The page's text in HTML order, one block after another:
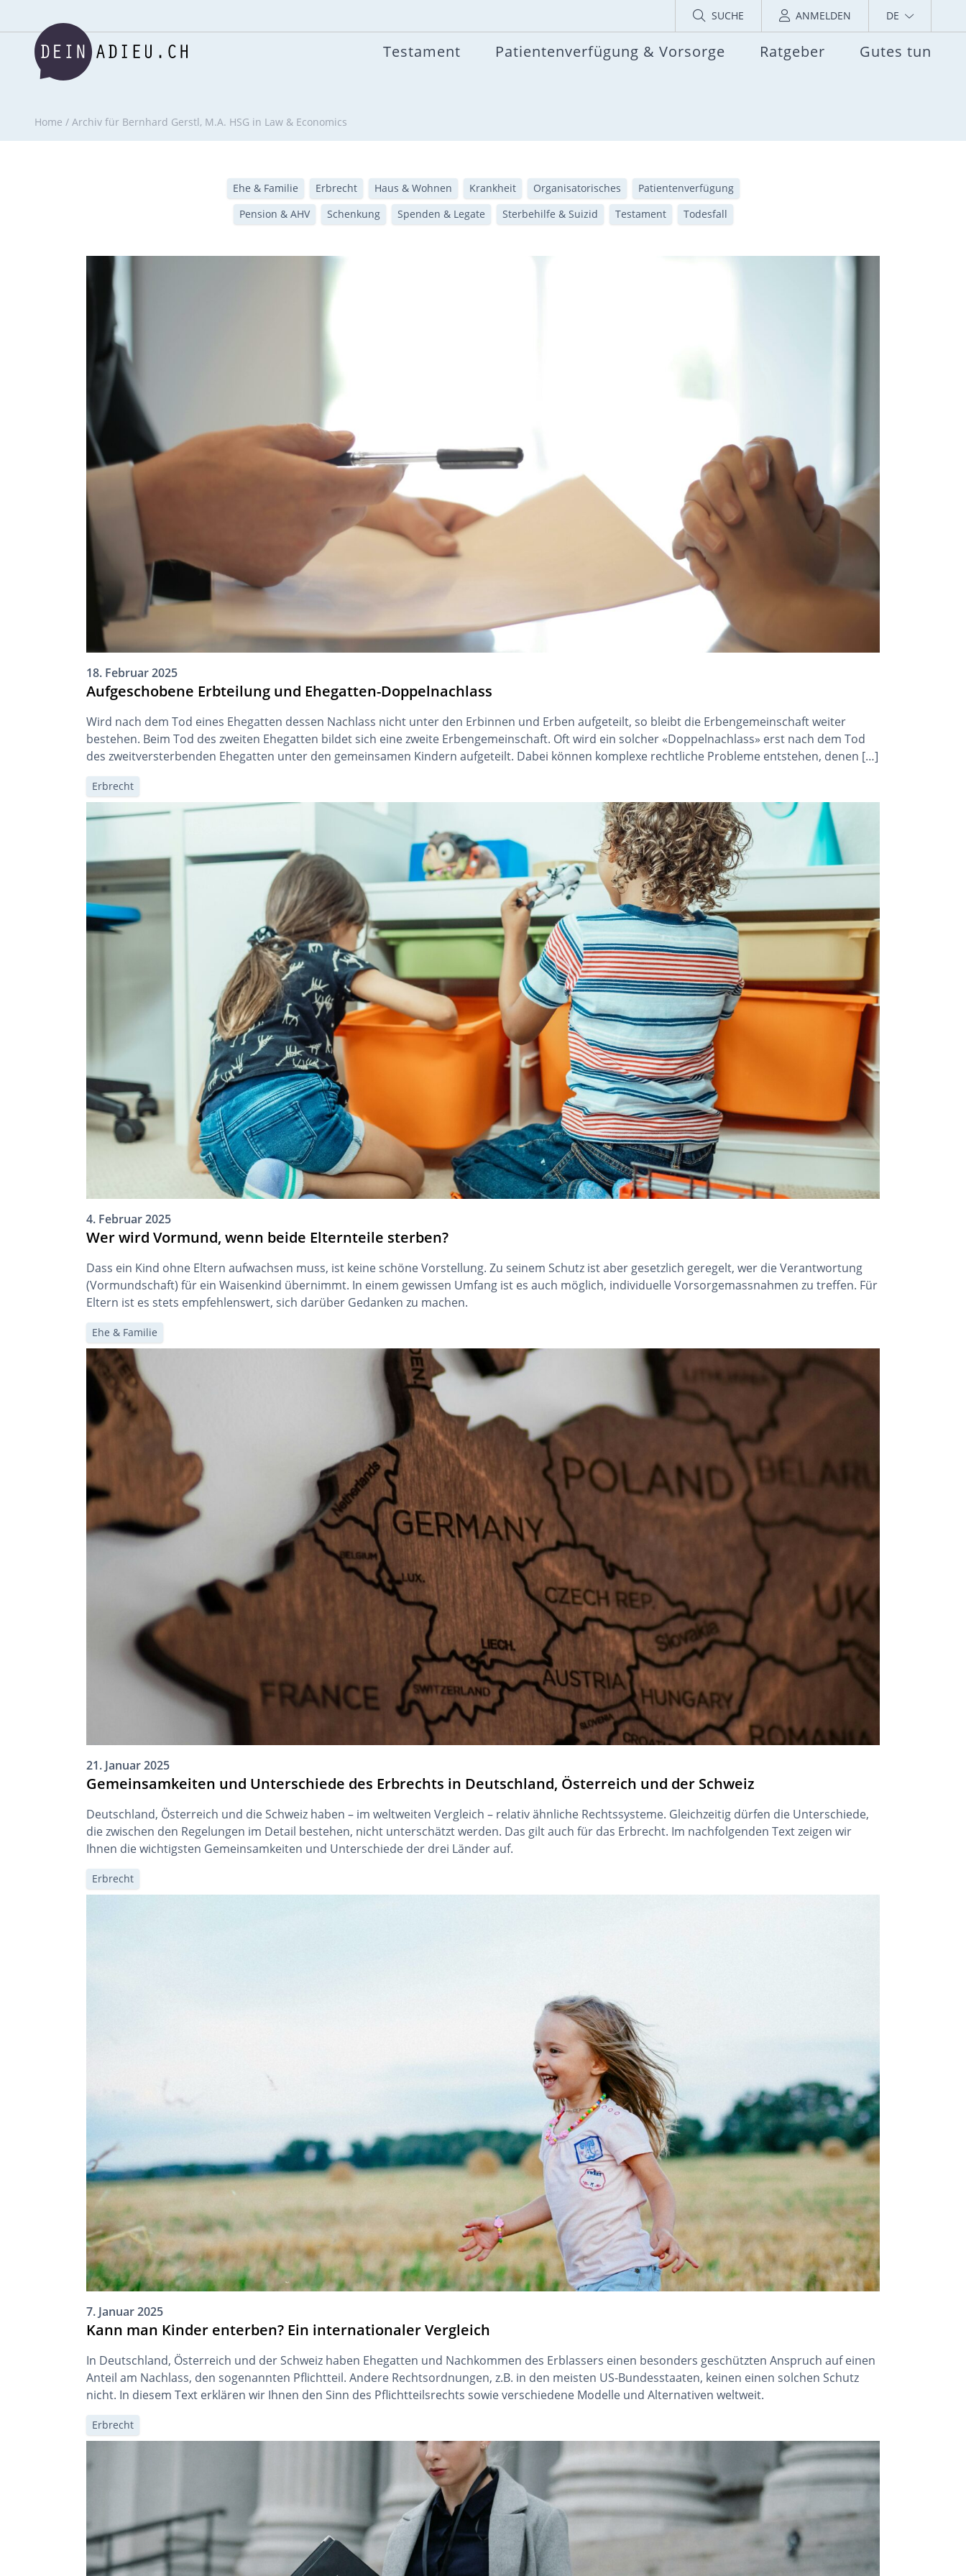
SUCHE ANMELDEN DE
Testament Patientenverfügung & Vorsorge Ratgeber Gutes tun
Home / Archiv für Bernhard Gerstl, M.A. HSG in Law & Economics
Ehe & Familie Erbrecht Haus & Wohnen Krankheit Organisatorisches
Patientenverfügung
Pension & AHV
Schenkung Spenden & Legate Sterbehilfe & Suizid Testament Todesfall
18. Februar 2025
Aufgeschobene Erbteilung und Ehegatten-Doppelnachlass
Wird nach dem Tod eines Ehegatten dessen Nachlass nicht unter den Erbinnen und Erben aufgeteilt, so bleibt die Erbengemeinschaft weiter
bestehen. Beim Tod des zweiten Ehegatten bildet sich eine zweite Erbengemeinschaft. Oft wird ein solcher «Doppelnachlass» erst nach dem Tod
des zweitversterbenden Ehegatten unter den gemeinsamen Kindern aufgeteilt. Dabei können komplexe rechtliche Probleme entstehen, denen […]
Erbrecht
4. Februar 2025
Wer wird Vormund, wenn beide Elternteile sterben?
Dass ein Kind ohne Eltern aufwachsen muss, ist keine schöne Vorstellung. Zu seinem Schutz ist aber gesetzlich geregelt, wer die Verantwortung
(Vormundschaft) für ein Waisenkind übernimmt. In einem gewissen Umfang ist es auch möglich, individuelle Vorsorgemassnahmen zu treffen. Für
Eltern ist es stets empfehlenswert, sich darüber Gedanken zu machen.
Ehe & Familie
21. Januar 2025
Gemeinsamkeiten und Unterschiede des Erbrechts in Deutschland, Österreich und der Schweiz
Deutschland, Österreich und die Schweiz haben – im weltweiten Vergleich – relativ ähnliche Rechtssysteme. Gleichzeitig dürfen die Unterschiede,
die zwischen den Regelungen im Detail bestehen, nicht unterschätzt werden. Das gilt auch für das Erbrecht. Im nachfolgenden Text zeigen wir
Ihnen die wichtigsten Gemeinsamkeiten und Unterschiede der drei Länder auf.
Erbrecht
7. Januar 2025
Kann man Kinder enterben? Ein internationaler Vergleich
In Deutschland, Österreich und der Schweiz haben Ehegatten und Nachkommen des Erblassers einen besonders geschützten Anspruch auf einen
Anteil am Nachlass, den sogenannten Pflichtteil. Andere Rechtsordnungen, z.B. in den meisten US-Bundesstaaten, keinen einen solchen Schutz
nicht. In diesem Text erklären wir Ihnen den Sinn des Pflichtteilsrechts sowie verschiedene Modelle und Alternativen weltweit.
Erbrecht